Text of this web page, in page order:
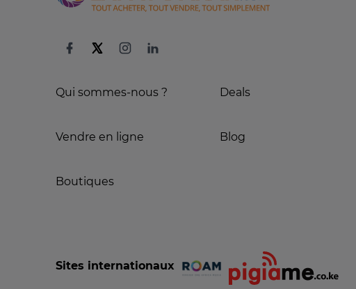
Qui sommes-nous ?
Vendre en ligne
Boutiques
Deals
Blog
Sites internationaux